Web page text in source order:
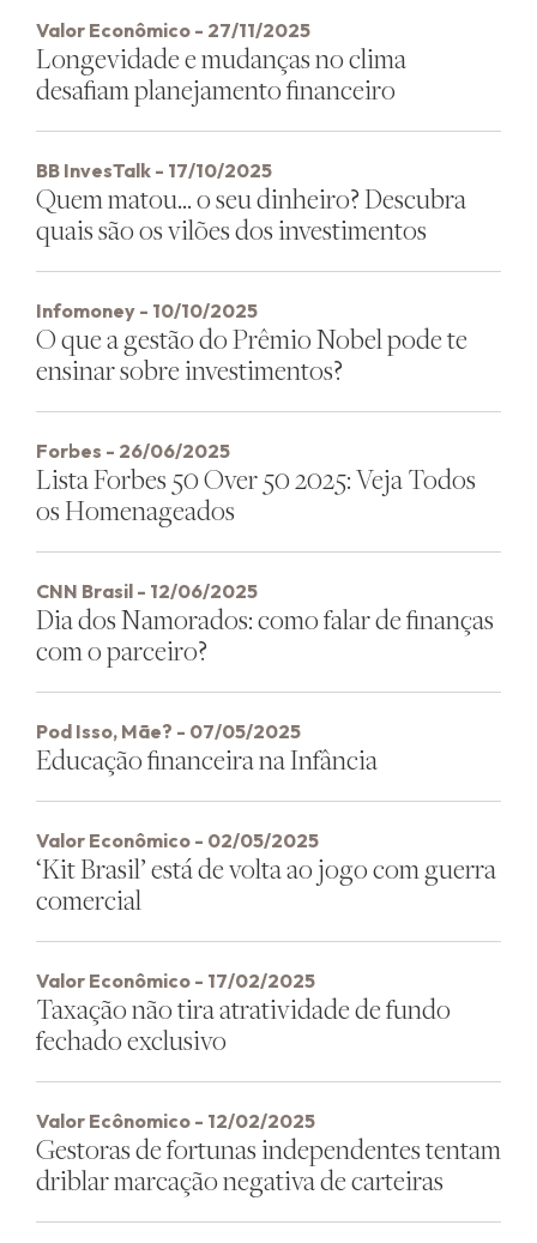
Valor Econômico - 27/11/2025
Longevidade e mudanças no clima
desafiam planejamento financeiro
BB InvesTalk - 17/10/2025
Quem matou… o seu dinheiro? Descubra
quais são os vilões dos investimentos
Infomoney - 10/10/2025
O que a gestão do Prêmio Nobel pode te
ensinar sobre investimentos?
Forbes - 26/06/2025
Lista Forbes 50 Over 50 2025: Veja Todos
os Homenageados
CNN Brasil - 12/06/2025
Dia dos Namorados: como falar de finanças
com o parceiro?
Pod Isso, Mãe? - 07/05/2025
Educação financeira na Infância
Valor Econômico - 02/05/2025
‘Kit Brasil’ está de volta ao jogo com guerra
comercial
Valor Econômico - 17/02/2025
Taxação não tira atratividade de fundo
fechado exclusivo
Valor Ecônomico - 12/02/2025
Gestoras de fortunas independentes tentam
driblar marcação negativa de carteiras